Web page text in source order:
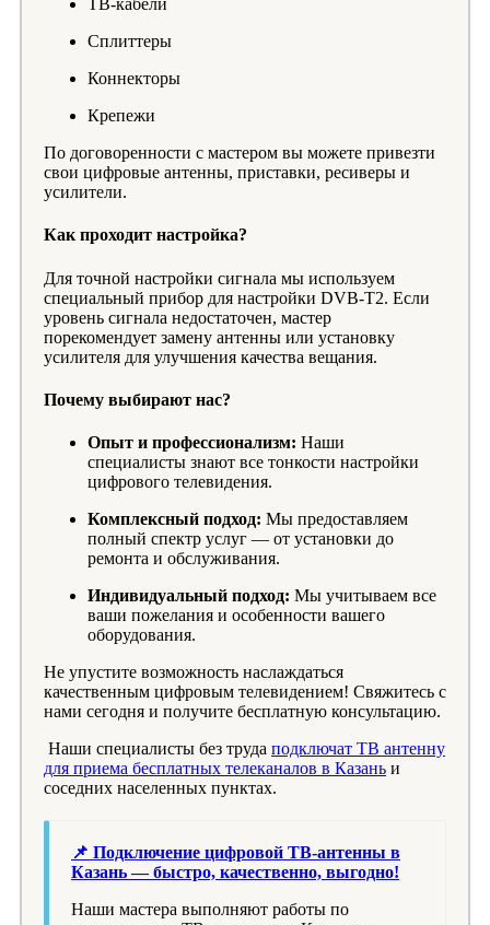
ТВ-кабели
Сплиттеры
Коннекторы
Крепежи
По договоренности с мастером вы можете привезти
свои цифровые антенны, приставки, ресиверы и
усилители.
Как проходит настройка?
Для точной настройки сигнала мы используем
специальный прибор для настройки DVB-T2. Если
уровень сигнала недостаточен, мастер
порекомендует замену антенны или установку
усилителя для улучшения качества вещания.
Почему выбирают нас?
Опыт и профессионализм: Наши
специалисты знают все тонкости настройки
цифрового телевидения.
Комплексный подход: Мы предоставляем
полный спектр услуг — от установки до
ремонта и обслуживания.
Индивидуальный подход: Мы учитываем все
ваши пожелания и особенности вашего
оборудования.
Не упустите возможность наслаждаться
качественным цифровым телевидением! Свяжитесь с
нами сегодня и получите бесплатную консультацию.
Наши специалисты без труда подключат ТВ антенну
для приема бесплатных телеканалов в Казань и
соседних населенных пунктах.
📌 Подключение цифровой ТВ-антенны в
Казань — быстро, качественно, выгодно!
Наши мастера выполняют работы по